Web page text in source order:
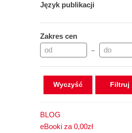
Język publikacji
Zakres cen
–
Wyczyść
BLOG
eBooki za 0,00zł